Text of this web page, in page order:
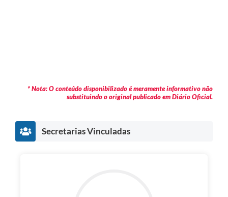
* Nota: O conteúdo disponibilizado é meramente informativo não
substituindo o original publicado em Diário Oficial.
Secretarias Vinculadas